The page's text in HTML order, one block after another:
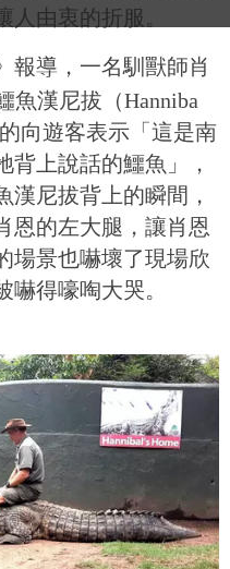
人由衷的折服。
報導，一名馴獸師肖
魚漢尼拔（Hanniba
向遊客表示「這是南
背上說話的鱷魚」，
漢尼拔背上的瞬間，
恩的左大腿，讓肖恩
場景也嚇壞了現場欣
得嚎啕大哭。